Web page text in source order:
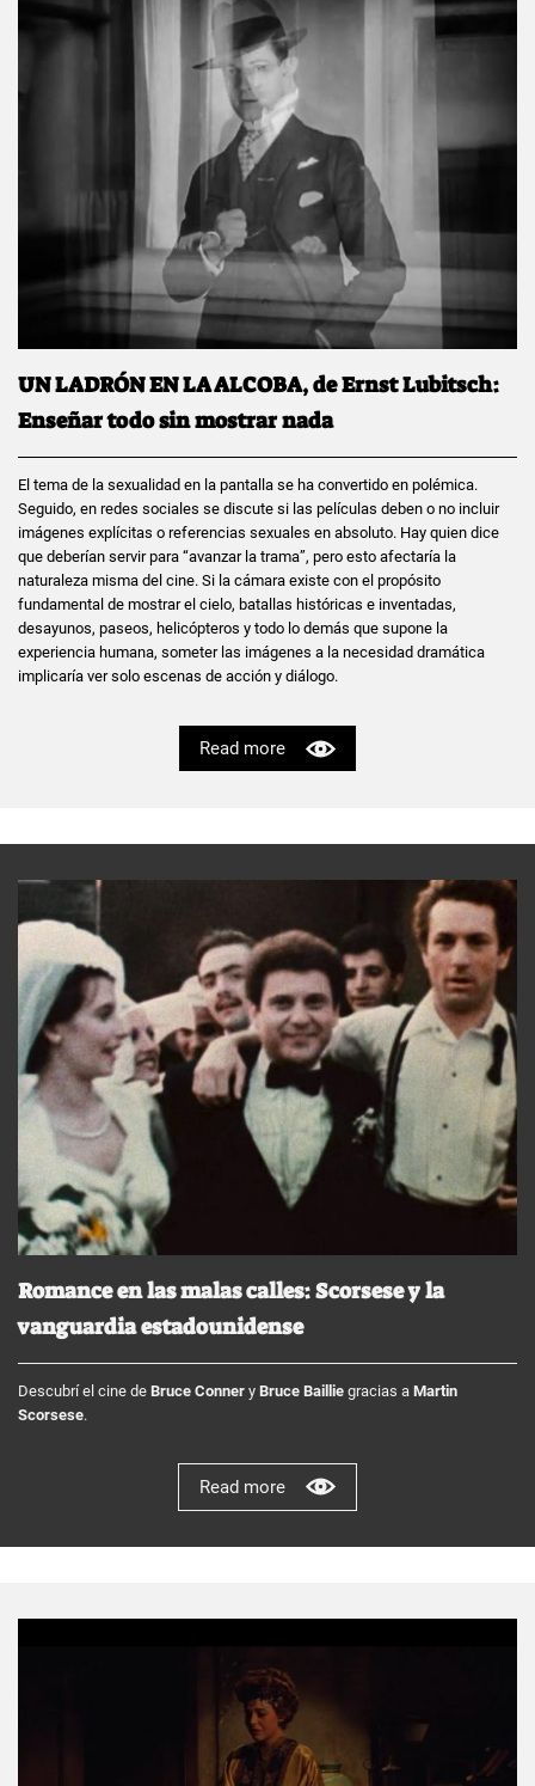
UN LADRÓN EN LA ALCOBA, de Ernst Lubitsch:
Enseñar todo sin mostrar nada
El tema de la sexualidad en la pantalla se ha convertido en polémica.
Seguido, en redes sociales se discute si las películas deben o no incluir
imágenes explícitas o referencias sexuales en absoluto. Hay quien dice
que deberían servir para “avanzar la trama”, pero esto afectaría la
naturaleza misma del cine. Si la cámara existe con el propósito
fundamental de mostrar el cielo, batallas históricas e inventadas,
desayunos, paseos, helicópteros y todo lo demás que supone la
experiencia humana, someter las imágenes a la necesidad dramática
implicaría ver solo escenas de acción y diálogo.
Read more
Romance en las malas calles: Scorsese y la
vanguardia estadounidense
Descubrí el cine de Bruce Conner y Bruce Baillie gracias a Martin
Scorsese.
Read more